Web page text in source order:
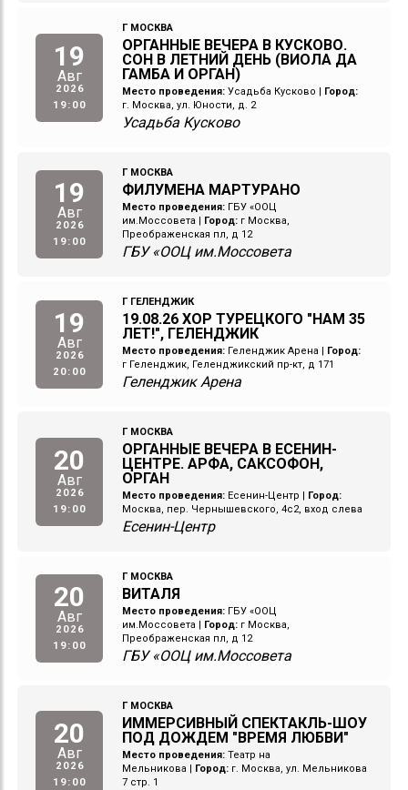
19
Авг
2026
19:00
Г МОСКВА
ОРГАННЫЕ ВЕЧЕРА В КУСКОВО.
СОН В ЛЕТНИЙ ДЕНЬ (ВИОЛА ДА
ГАМБА И ОРГАН)
Место проведения: Усадьба Кусково
Город:
г. Москва, ул. Юности, д. 2
Усадьба Кусково
19
Авг
2026
19:00
Г МОСКВА
ФИЛУМЕНА МАРТУРАНО
Место проведения: ГБУ «ООЦ
им.Моссовета
Город: г Москва,
Преображенская пл, д 12
ГБУ «ООЦ им.Моссовета
19
Авг
2026
20:00
Г ГЕЛЕНДЖИК
19.08.26 ХОР ТУРЕЦКОГО "НАМ 35
ЛЕТ!", ГЕЛЕНДЖИК
Место проведения: Геленджик Арена
Город:
г Геленджик, Геленджикский пр-кт, д 171
Геленджик Арена
20
Авг
2026
19:00
Г МОСКВА
ОРГАННЫЕ ВЕЧЕРА В ЕСЕНИН-
ЦЕНТРЕ. АРФА, САКСОФОН,
ОРГАН
Место проведения: Есенин-Центр
Город:
Москва, пер. Чернышевского, 4с2, вход слева
Есенин-Центр
20
Авг
2026
19:00
Г МОСКВА
ВИТАЛЯ
Место проведения: ГБУ «ООЦ
им.Моссовета
Город: г Москва,
Преображенская пл, д 12
ГБУ «ООЦ им.Моссовета
20
Авг
2026
19:00
Г МОСКВА
ИММЕРСИВНЫЙ СПЕКТАКЛЬ-ШОУ
ПОД ДОЖДЕМ "ВРЕМЯ ЛЮБВИ"
Место проведения: Театр на
Мельникова
Город: г. Москва, ул. Мельникова
7 стр. 1